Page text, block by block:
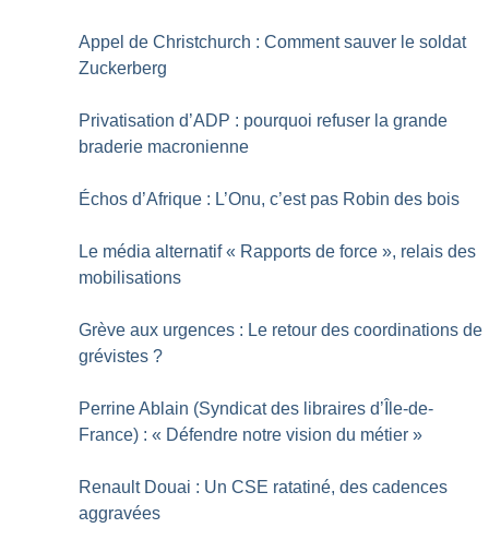
Appel de Christchurch : Comment sauver le soldat
Zuckerberg
Privatisation d’ADP : pourquoi refuser la grande
braderie macronienne
Échos d’Afrique : L’Onu, c’est pas Robin des bois
Le média alternatif « Rapports de force », relais des
mobilisations
Grève aux urgences : Le retour des coordinations de
grévistes ?
Perrine Ablain (Syndicat des libraires d’Île-de-
France) : « Défendre notre vision du métier »
Renault Douai : Un CSE ratatiné, des cadences
aggravées